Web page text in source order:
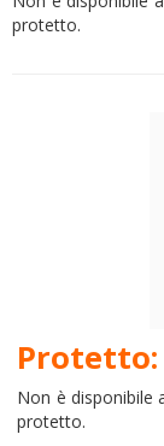
protetto.
Protetto:
Non è disponibile
protetto.